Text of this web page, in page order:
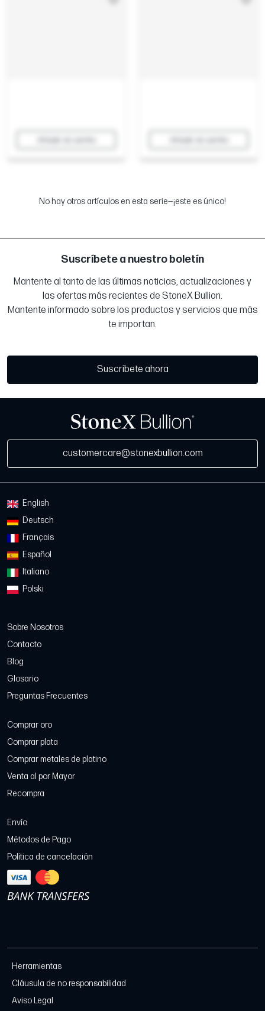
No hay otros artículos en esta serie—¡este es único!
Suscríbete a nuestro boletín
Mantente al tanto de las últimas noticias, actualizaciones y
las ofertas más recientes de StoneX Bullion.
Mantente informado sobre los productos y servicios que más
te importan.
Suscríbete ahora
customercare@stonexbullion.com
English
Deutsch
Français
Español
Italiano
Polski
Sobre Nosotros
Contacto
Blog
Glosario
Preguntas Frecuentes
Comprar oro
Comprar plata
Comprar metales de platino
Venta al por Mayor
Recompra
Envío
Métodos de Pago
Política de cancelación
Herramientas
Cláusula de no responsabilidad
Aviso Legal